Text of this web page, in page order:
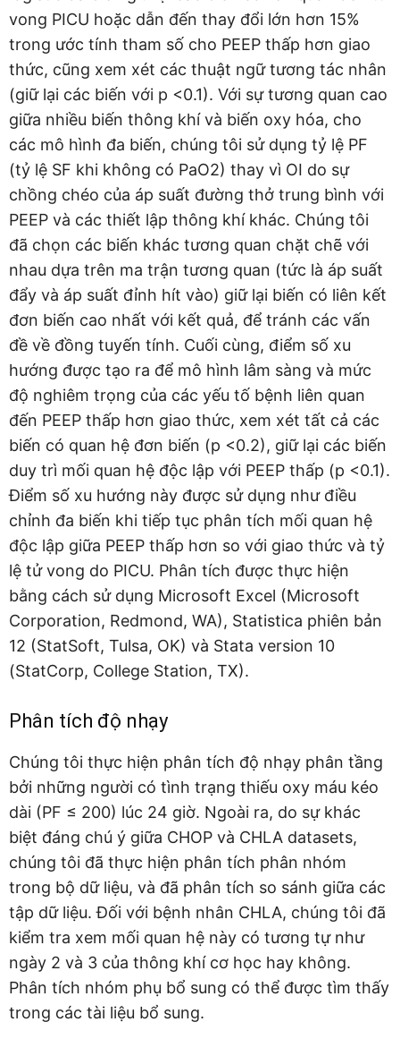
vong PICU hoặc dẫn đến thay đổi lớn hơn 15%
trong ước tính tham số cho PEEP thấp hơn giao
thức, cũng xem xét các thuật ngữ tương tác nhân
(giữ lại các biến với p <0.1). Với sự tương quan cao
giữa nhiều biến thông khí và biến oxy hóa, cho
các mô hình đa biến, chúng tôi sử dụng tỷ lệ PF
(tỷ lệ SF khi không có PaO2) thay vì OI do sự
chồng chéo của áp suất đường thở trung bình với
PEEP và các thiết lập thông khí khác. Chúng tôi
đã chọn các biến khác tương quan chặt chẽ với
nhau dựa trên ma trận tương quan (tức là áp suất
đẩy và áp suất đỉnh hít vào) giữ lại biến có liên kết
đơn biến cao nhất với kết quả, để tránh các vấn
đề về đồng tuyến tính. Cuối cùng, điểm số xu
hướng được tạo ra để mô hình lâm sàng và mức
độ nghiêm trọng của các yếu tố bệnh liên quan
đến PEEP thấp hơn giao thức, xem xét tất cả các
biến có quan hệ đơn biến (p <0.2), giữ lại các biến
duy trì mối quan hệ độc lập với PEEP thấp (p <0.1).
Điểm số xu hướng này được sử dụng như điều
chỉnh đa biến khi tiếp tục phân tích mối quan hệ
độc lập giữa PEEP thấp hơn so với giao thức và tỷ
lệ tử vong do PICU. Phân tích được thực hiện
bằng cách sử dụng Microsoft Excel (Microsoft
Corporation, Redmond, WA), Statistica phiên bản
12 (StatSoft, Tulsa, OK) và Stata version 10
(StatCorp, College Station, TX).
Phân tích độ nhạy
Chúng tôi thực hiện phân tích độ nhạy phân tầng
bởi những người có tình trạng thiếu oxy máu kéo
dài (PF ≤ 200) lúc 24 giờ. Ngoài ra, do sự khác
biệt đáng chú ý giữa CHOP và CHLA datasets,
chúng tôi đã thực hiện phân tích phân nhóm
trong bộ dữ liệu, và đã phân tích so sánh giữa các
tập dữ liệu. Đối với bệnh nhân CHLA, chúng tôi đã
kiểm tra xem mối quan hệ này có tương tự như
ngày 2 và 3 của thông khí cơ học hay không.
Phân tích nhóm phụ bổ sung có thể được tìm thấy
trong các tài liệu bổ sung.